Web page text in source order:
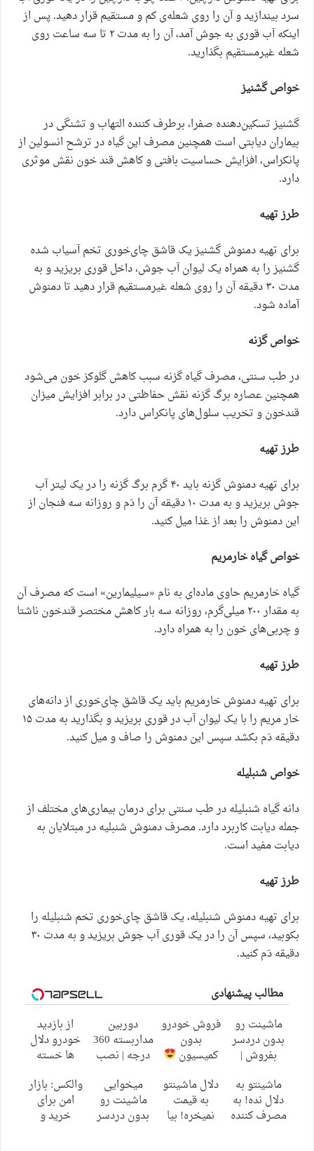
سرد بیندازید و آن را روی شعله‌ی کم و مستقیم قرار دهید. پس از
اینکه آب قوری به جوش آمد، آن را به مدت ۲ تا سه ساعت روی
شعله غیرمستقیم بگذارید.
خواص گشنیز
گشنیز تسکین‌دهنده صفرا، برطرف کننده التهاب و تشنگی در
بیماران دیابتی است همچنین مصرف این گیاه در ترشح انسولین از
پانکراس، افزایش حساسیت بافتی و کاهش قند خون نقش موثری
دارد.
طرز تهیه
برای تهیه دمنوش گشنیز یک قاشق چای‌خوری تخم آسیاب شده
گشنیز را به همراه یک لیوان آب جوش، داخل قوری بریزید و به
مدت ۳۰ دقیقه آن را روی شعله غیرمستقیم قرار دهید تا دمنوش
آماده شود.
خواص گزنه
در طب سنتی، مصرف گیاه گزنه سبب کاهش گلوکز خون می‌شود
همچنین عصاره برگ گزنه نقش حفاظتی در برابر افزایش میزان
قندخون و تخریب سلول‌های پانکراس دارد.
طرز تهیه
برای تهیه دمنوش گزنه باید ۴۰ گرم برگ گزنه را در یک لیتر آب
جوش بریزید و به مدت ۱۰ دقیقه آن را دَم و روزانه سه فنجان از
این دمنوش را بعد از غذا میل کنید.
خواص گیاه خارمریم
گیاه خارمریم حاوی ماده‌ای به نام «سیلیمارین» است که مصرف آن
به مقدار ۲۰۰ میلی‌گرم، روزانه سه بار کاهش مختصر قندخون ناشتا
و چربی‌های خون را به همراه دارد.
طرز تهیه
برای تهیه دمنوش خارمریم باید یک قاشق چای‌خوری از دانه‌های
خار مریم را با یک لیوان آب در قوری بریزید و بگذارید به مدت ۱۵
دقیقه دَم بکشد سپس این دمنوش را صاف و میل کنید.
خواص شنبلیله
دانه گیاه شنبلیله در طب سنتی برای درمان بیماری‌های مختلف از
جمله دیابت کاربرد دارد. مصرف دمنوش شنبلیه در مبتلایان به
دیابت مفید است.
طرز تهیه
برای تهیه دمنوش شنبلیله، یک قاشق چای‌خوری تخم شنبلیله را
بکوبید، سپس آن را در یک قوری آب جوش بریزید و به مدت ۳۰
دقیقه دَم کنید.
مطالب پیشنهادی
ماشینت رو
بدون دردسر
بفروش |
فروش خودرو
بدون
کمیسیون
دوربین
مداربسته 360
درجه | نصب
از بازدید
خودرو دلال
ها خسته
اطلاعات
ماشینت رو
اینجا ثبت کن
ماشینتو به
دلال نده! به
مصرف کننده
دلال ماشینتو
به قیمت
نمیخره! بیا
میخوایی
ماشینت رو
بدون دردسر
والکس: بازار
امن برای
خرید و